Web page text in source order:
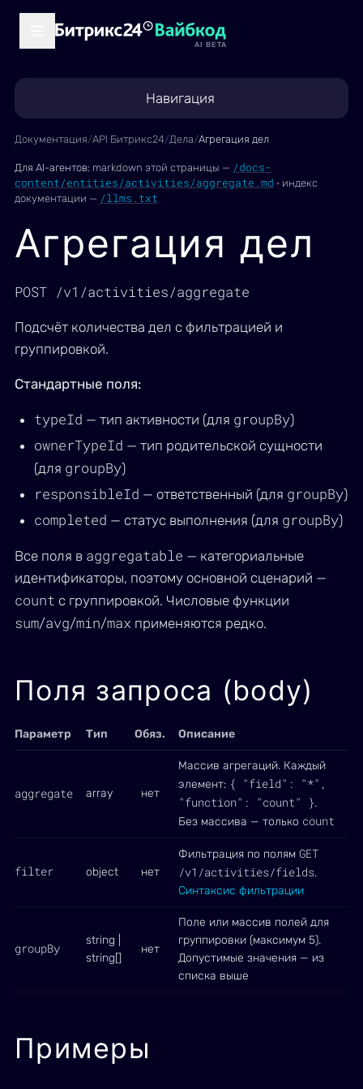
AI BETA
Навигация
Документация/API Битрикс24/Дела/Агрегация дел
Для AI-агентов: markdown этой страницы — /docs-
content/entities/activities/aggregate.md · индекс
документации — /llms.txt
Агрегация дел
POST /v1/activities/aggregate
Подсчёт количества дел с фильтрацией и
группировкой.
Стандартные поля:
typeId — тип активности (для groupBy)
ownerTypeId — тип родительской сущности
(для groupBy)
responsibleId — ответственный (для groupBy)
completed — статус выполнения (для groupBy)
Все поля в aggregatable — категориальные
идентификаторы, поэтому основной сценарий —
count с группировкой. Числовые функции
sum/avg/min/max применяются редко.
Поля запроса (body)
Параметр Тип Обяз. Описание
aggregate array нет
Массив агрегаций. Каждый
элемент: { "field": "*",
"function": "count" }.
Без массива — только count
filter object нет
Фильтрация по полям GET
/v1/activities/fields.
Синтаксис фильтрации
groupBy
string |
string[]
нет
Поле или массив полей для
группировки (максимум 5).
Допустимые значения — из
списка выше
Примеры